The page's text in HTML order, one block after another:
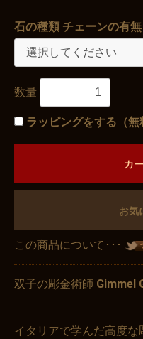
石の種類 チェーンの有無
数量
ラッピングをする（無
カ
お気
この商品について･･･
双子の彫金術師 Gimmel
イタリアで学んだ高度